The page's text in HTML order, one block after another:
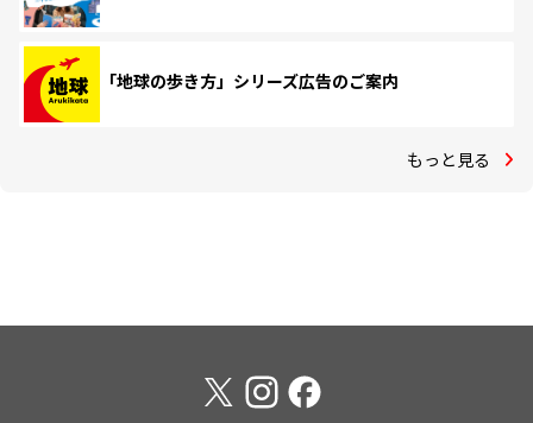
「地球の歩き方」シリーズ広告のご案内
もっと見る